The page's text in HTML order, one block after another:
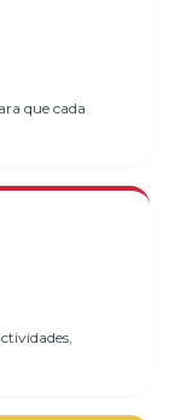
que cada